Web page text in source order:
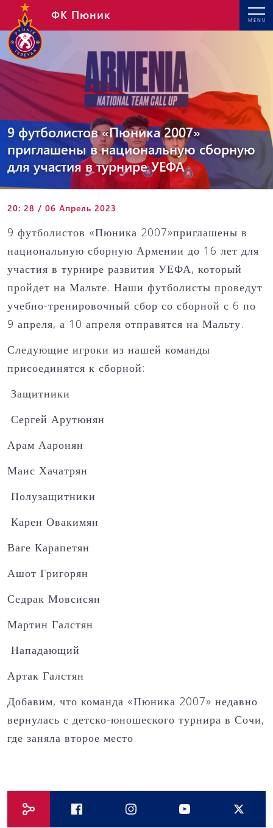
MENU
ФК Пюник
9 футболистов «Пюника 2007»
приглашены в национальную сборную
для участия в турнире УЕФА
20: 28 / 06 Апрель 2023
9 футболистов «Пюника 2007»приглашены в
национальную сборную Армении до 16 лет для
участия в турнире развития УЕФА, который
пройдет на Мальте. Наши футболисты проведут
учебно-тренировочный сбор со сборной с 6 по
9 апреля, а 10 апреля отправятся на Мальту.
Следующие игроки из нашей команды
присоединятся к сборной:
Защитники
Сергей Арутюнян
Арам Ааронян
Маис Хачатрян
Полузащитники
Карен Овакимян
Ваге Карапетян
Ашот Григорян
Седрак Мовсисян
Мартин Галстян
Нападающий
Артак Галстян
Добавим, что команда «Пюника 2007» недавно
вернулась с детско-юношеского турнира в Сочи,
где заняла второе место.